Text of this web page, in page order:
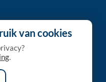
van cookies